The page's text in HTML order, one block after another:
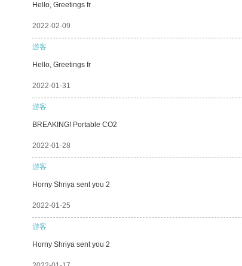
Hello, Greetings fr
2022-02-09
游客
Hello, Greetings fr
2022-01-31
游客
BREAKING! Portable CO2
2022-01-28
游客
Horny Shriya sent you 2
2022-01-25
游客
Horny Shriya sent you 2